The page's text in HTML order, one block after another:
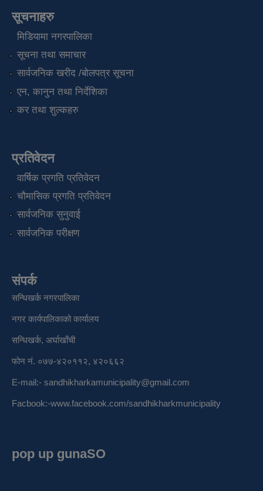
सूचनाहरु
मिडियामा नगरपालिका
सूचना तथा समाचार
सार्वजनिक खरीद /बोलपत्र सूचना
एन, कानुन तथा निर्देशिका
कर तथा शुल्कहरु
प्रतिवेदन
वार्षिक प्रगति प्रतिवेदन
चौमासिक प्रगति प्रतिवेदन
सार्वजनिक सुनुवाई
सार्वजनिक परीक्षण
संपर्क
सन्धिखर्क नगरपालिका
नगर कार्यपालिकाको कार्यालय
सन्धिखर्क, अर्घाखाँची
फोन नं. ०७७-४२०११२, ४२०६६२
E-mail:- sandhikharkamunicipality@gmail.com
Facbook:-www.facebook.com/sandhikharkmunicipality
pop up gunaSO